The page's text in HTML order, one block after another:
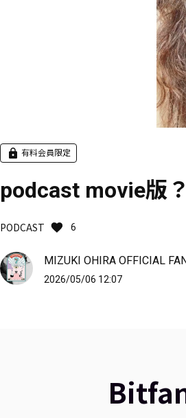
有料会員限定
podcast movie版？
PODCAST 6
MIZUKI OHIRA OFFICIAL
2026/05/06 12:07